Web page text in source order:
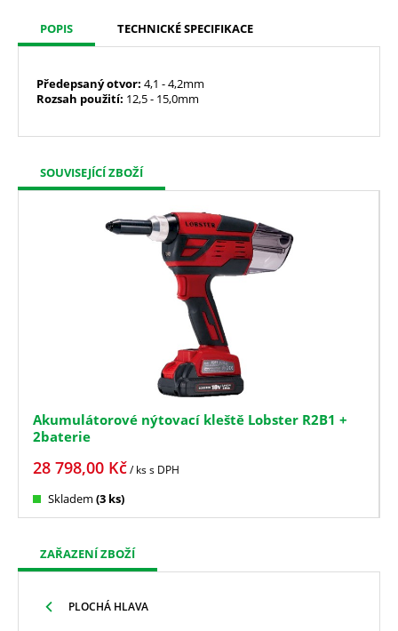
POPIS TECHNICKÉ SPECIFIKACE
Předepsaný otvor: 4,1 - 4,2mm
Rozsah použití: 12,5 - 15,0mm
SOUVISEJÍCÍ ZBOŽÍ
Akumulátorové nýtovací kleště Lobster R2B1 +
2baterie
28 798,00 Kč/ kss DPH
Skladem (3 ks)
ZAŘAZENÍ ZBOŽÍ
PLOCHÁ HLAVA